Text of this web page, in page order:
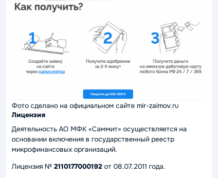
Фото сделано на официальном сайте mir-zaimov.ru
Лицензия
Деятельность АО МФК «Саммит» осуществляется на
основании включения в государственный реестр
микрофинансовых организаций.
Лицензия № 2110177000192 от 08.07.2011 года.